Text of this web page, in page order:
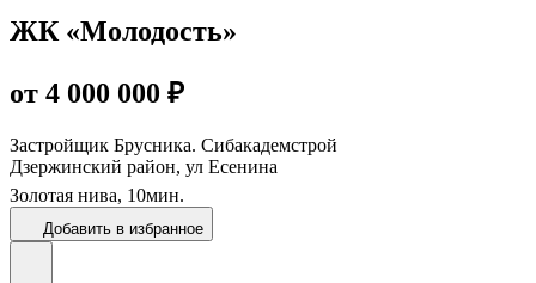
ЖК «Молодость»
от 4 000 000 ₽
Застройщик Брусника. Сибакадемстрой
Дзержинский район, ул Есенина
Золотая нива, 10мин.
Добавить в избранное